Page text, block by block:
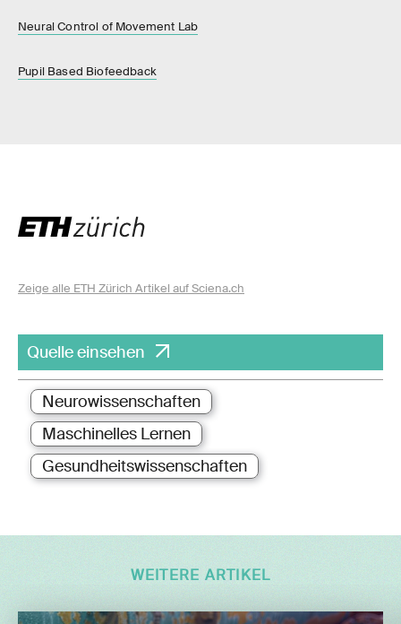
Neural Control of Movement Lab
Pupil Based Biofeedback
Zeige alle ETH Zürich Artikel auf Sciena.ch
Quelle einsehen
Neurowissenschaften
Maschinelles Lernen
Gesundheitswissenschaften
WEITERE ARTIKEL